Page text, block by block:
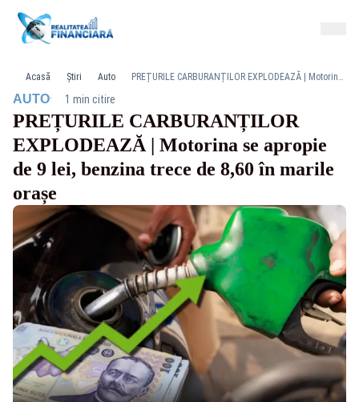
Acasă Știri Auto PREȚURILE CARBURANȚILOR EXPLODEAZĂ | Motorina se apropie de 9 lei, benzina trece de 8,60 în marile orașe
AUTO· 1 min citire
PREȚURILE CARBURANȚILOR
EXPLODEAZĂ | Motorina se apropie
de 9 lei, benzina trece de 8,60 în marile
orașe